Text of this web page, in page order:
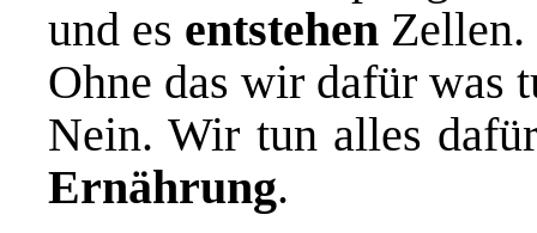
und es entstehen Zellen.
Ohne das wir dafür was
Nein. Wir tun alles
Ernährung.